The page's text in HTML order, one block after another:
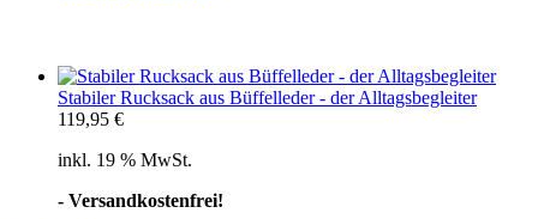
Stabiler Rucksack aus Büffelleder - der Alltagsbegleiter
119,95 €
inkl. 19 % MwSt.
- Versandkostenfrei!